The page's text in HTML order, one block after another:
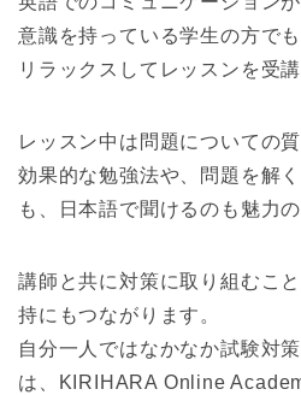
意識を持っている学生の方で
リラックスしてレッスンを受
レッスン中は問題についての
効果的な勉強法や、問題を解
も、日本語で聞けるのも魅力の
講師と共に対策に取り組むこ
持にもつながります。
自分一人ではなかなか試験対
は、KIRIHARA Online